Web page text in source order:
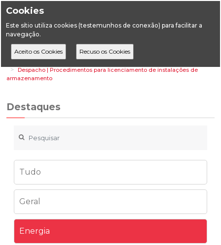
Cookies
Este sítio utiliza cookies (testemunhos de conexão) para facilitar a
navegação.
HomeDestaques
Energia
Despacho | Procedimentos para licenciamento de instalações de
armazenamento
Destaques
Tudo
Geral
Energia